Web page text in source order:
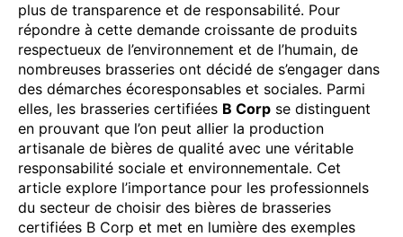
plus de transparence et de responsabilité. Pour
répondre à cette demande croissante de produits
respectueux de l’environnement et de l’humain, de
nombreuses brasseries ont décidé de s’engager dans
des démarches écoresponsables et sociales. Parmi
elles, les brasseries certifiées B Corp se distinguent
en prouvant que l’on peut allier la production
artisanale de bières de qualité avec une véritable
responsabilité sociale et environnementale. Cet
article explore l’importance pour les professionnels
du secteur de choisir des bières de brasseries
certifiées B Corp et met en lumière des exemples